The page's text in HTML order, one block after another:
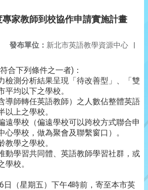
家教師到校協作申請實施計畫
發布單位： 新北市英語教學資源中心 |
合下列條件之一者)：
檢測分析結果呈現「待改善型」、「雙
平均以下之學校。
導師轉任英語教師）之人數佔整體英語
以上之學校。
遠學校（偏遠學校可以跨校方式聯合申
心學校，做為聚會及聯繫窗口）。
教學之學校。
動學習共同體、英語教師學習社群，或
校。
日（星期五）下午4時前，寄至本市英